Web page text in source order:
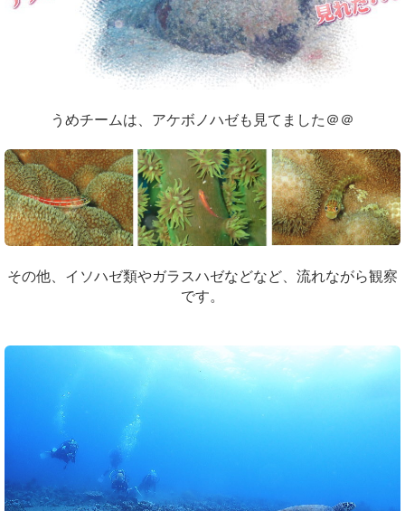
うめチームは、アケボノハゼも見てました＠＠
その他、イソハゼ類やガラスハゼなどなど、流れながら観察
です。